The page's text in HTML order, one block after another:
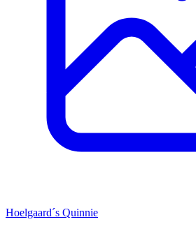
Hoelgaard´s Quinnie